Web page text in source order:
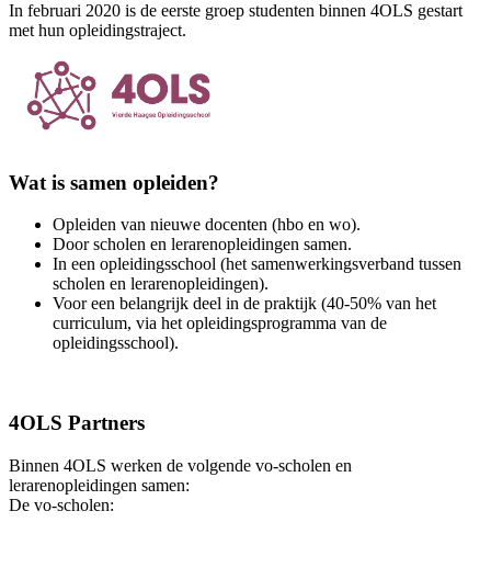
In februari 2020 is de eerste groep studenten binnen 4OLS gestart
met hun opleidingstraject.
Wat is samen opleiden?
Opleiden van nieuwe docenten (hbo en wo).
Door scholen en lerarenopleidingen samen.
In een opleidingsschool (het samenwerkingsverband tussen
scholen en lerarenopleidingen).
Voor een belangrijk deel in de praktijk (40-50% van het
curriculum, via het opleidingsprogramma van de
opleidingsschool).
4OLS Partners
Binnen 4OLS werken de volgende vo-scholen en
lerarenopleidingen samen:
De vo-scholen: